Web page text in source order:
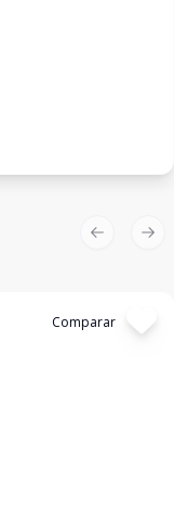
Comparar
Previous